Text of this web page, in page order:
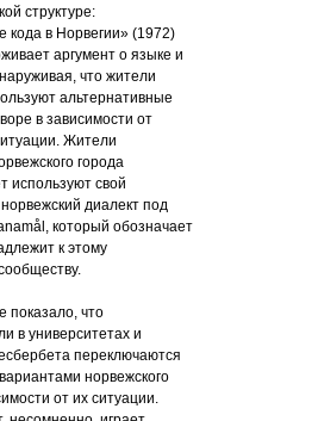
структуре:
кода в Норвегии» (1972)
аргумент о языке и
что жители
альтернативные
в зависимости от
Жители
города
используют свой
диалект под
который обозначает
к этому
показало, что
в университетах и
переключаются
норвежского
от их ситуации.